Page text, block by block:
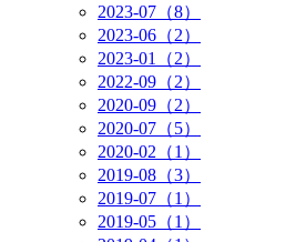
2023-07（8）
2023-06（2）
2023-01（2）
2022-09（2）
2020-09（2）
2020-07（5）
2020-02（1）
2019-08（3）
2019-07（1）
2019-05（1）